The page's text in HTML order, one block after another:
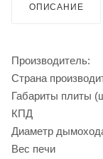
ОПИСАНИЕ
Производитель:
Страна
Габариты плиты
КПД
Диаметр
Вес печи